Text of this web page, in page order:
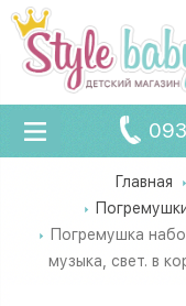
Главная
Погремушка
музыка, свет. в